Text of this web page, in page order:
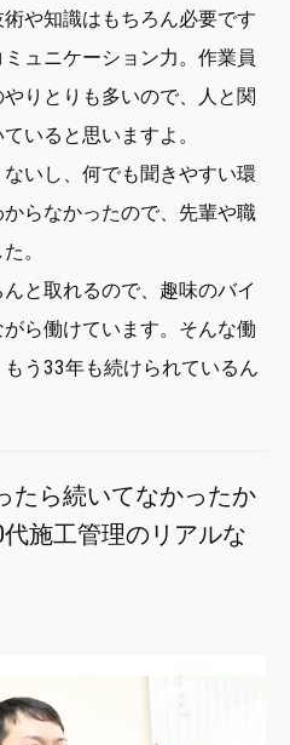
や知識はもちろん必要です
ュニケーション力。作業員
りとりも多いので、人と関
いると思いますよ。
いし、何でも聞きやすい環
らなかったので、先輩や職
。
と取れるので、趣味のバイ
ら働けています。そんな働
う33年も続けられているん
たら続いてなかったか
施工管理のリアルな